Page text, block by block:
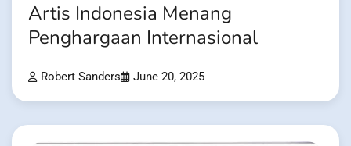
Artis Indonesia Menang
Penghargaan Internasional
Robert Sanders June 20, 2025